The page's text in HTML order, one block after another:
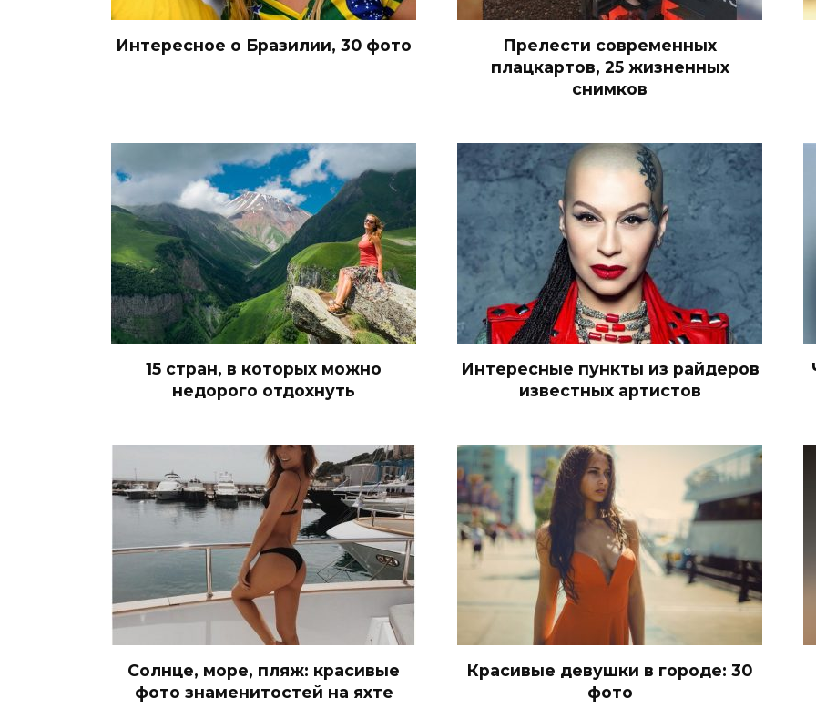
Интересное о Бразилии, 30 фото
Прелести современных
плацкартов, 25 жизненных
снимков
15 стран, в которых можно
недорого отдохнуть
Интересные пункты из райдеров
известных артистов
Солнце, море, пляж: красивые
фото знаменитостей на яхте
Красивые девушки в городе: 30
фото